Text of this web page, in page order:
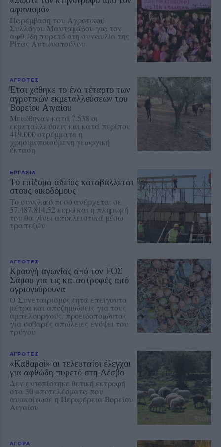
αφανισμό»
Παρέμβαση του Αγροτικού
Συλλόγου Μανταμάδου για τον
αφθώδη πυρετό στη συναυλία της
Ρίτας Αντωνοπούλου
ΑΓΡΟΤΕΣ
Έτσι χάθηκε το ένα τέταρτο των
αγροτικών εκμεταλλεύσεων του
Βορείου Αιγαίου
Μειώθηκαν κατά 7.538 οι
εκμεταλλεύσεις και κατά περίπου
419.000 στρέμματα η
χρησιμοποιούμενη γεωργική
έκταση
ΕΡΓΑΣΙΑ
Το επίδομα αδείας καταβάλλεται
στους οικοδόμους
Το συνολικό ποσό ανέρχεται σε
57.487.814,52 ευρώ και η πληρωμή
του θα γίνει αποκλειστικά μέσω
τραπεζών
ΑΓΡΟΤΕΣ
Κραυγή αγωνίας από τον ΕΟΣ
Σάμου για τις καταστροφές από
αγριογούρουνα
Ο Συνεταιρισμός ζητά επείγοντα
μέτρα και αποζημιώσεις για τους
αμπελουργούς, προειδοποιώντας
για σοβαρές απώλειες ενόψει του
τρύγου
ΑΓΡΟΤΕΣ
«Καθαροί» οι τελευταίοι έλεγχοι
για αφθώδη πυρετό στη Λέσβο
Δεν εντοπίστηκε θετική εκτροφή
στα 30 αποτελέσματα που
ανακοίνωσε η Περιφέρεια Βορείου
Αιγαίου
ΑΓΟΡΑ